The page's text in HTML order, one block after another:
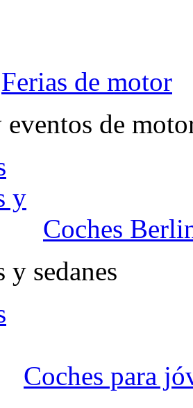
Ferias de motor
eventos de
Coches
y sedanes
Coches para